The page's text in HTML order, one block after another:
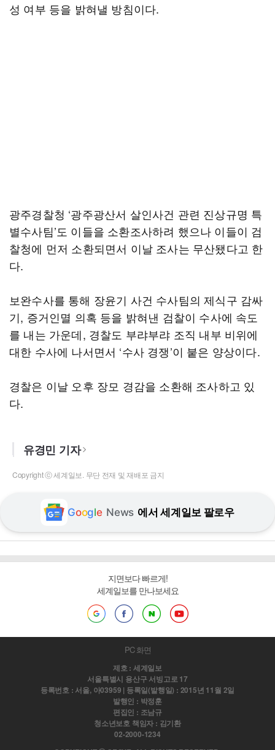
성 여부 등을 밝혀낼 방침이다.
광주경찰청 ‘광주광산서 살인사건 관련 진상규명 특
별수사팀’도 이들을 소환조사하려 했으나 이들이 검
찰청에 먼저 소환되면서 이날 조사는 무산됐다고 한
다.
보완수사를 통해 장윤기 사건 수사팀의 제식구 감싸
기, 증거인멸 의혹 등을 밝혀낸 검찰이 수사에 속도
를 내는 가운데, 경찰도 부랴부랴 조직 내부 비위에
대한 수사에 나서면서 ‘수사 경쟁’이 붙은 양상이다.
경찰은 이날 오후 장모 경감을 소환해 조사하고 있
다.
유경민 기자
Copyright ⓒ 세계일보. 무단 전재 및 재배포 금지
Google News 에서 세계일보 팔로우
지면보다 빠르게!
세계일보를 만나보세요
PC 화면
제호 : 세계일보
서울특별시 용산구 서빙고로 17
등록번호 : 서울, 아03959 | 등록일(발행일) : 2015년 11월 2일
발행인 : 박정훈
편집인 : 조남규
청소년보호 책임자 : 김기환
02-2000-1234